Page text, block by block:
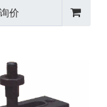
询价